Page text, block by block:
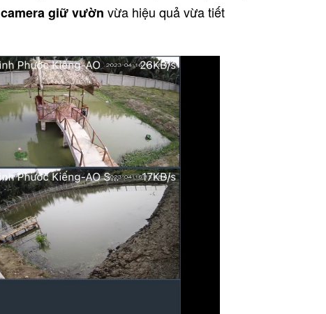
camera giữ vườn vừa hiệu quả vừa tiết